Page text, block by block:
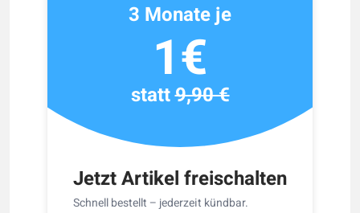
Jetzt Artikel freischalten
Schnell bestellt – jederzeit kündbar.
3 Monate je
1€
statt9,90 €